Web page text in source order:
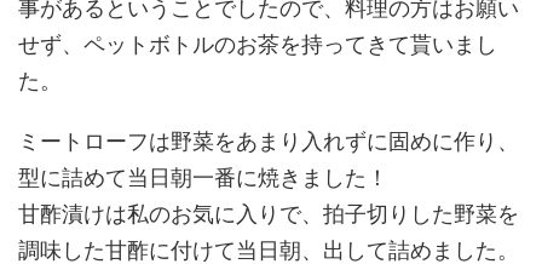
事があるということでしたので、料理の方はお願い
せず、ペットボトルのお茶を持ってきて貰いまし
た。
ミートローフは野菜をあまり入れずに固めに作り、
型に詰めて当日朝一番に焼きました！
甘酢漬けは私のお気に入りで、拍子切りした野菜を
調味した甘酢に付けて当日朝、出して詰めました。